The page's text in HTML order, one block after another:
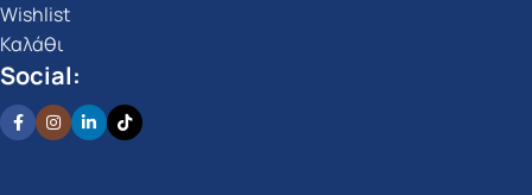
Wishlist
Καλάθι
Social: